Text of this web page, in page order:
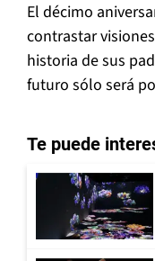
El décimo
contrastar
historia de sus
futuro sólo será
Te puede